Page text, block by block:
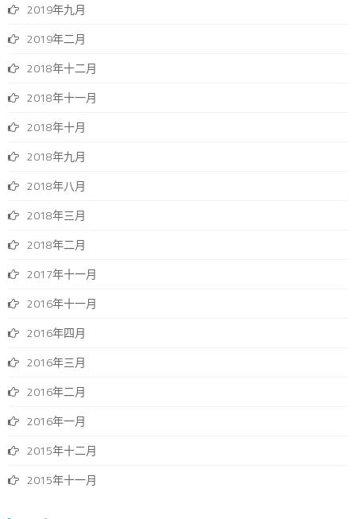
2019年九月
2019年二月
2018年十二月
2018年十一月
2018年十月
2018年九月
2018年八月
2018年三月
2018年二月
2017年十一月
2016年十一月
2016年四月
2016年三月
2016年二月
2016年一月
2015年十二月
2015年十一月